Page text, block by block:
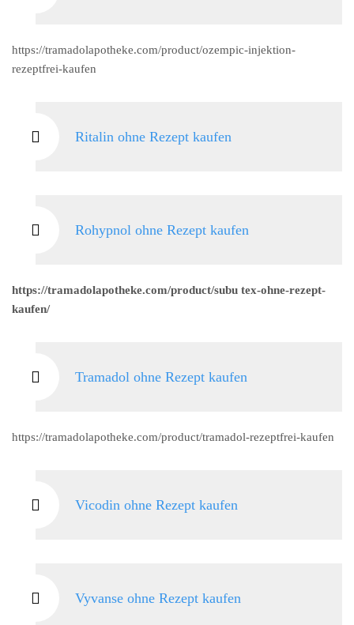
https://tramadolapotheke.com/product/ozempic-injektion-
rezeptfrei-kaufen
Ritalin ohne Rezept kaufen
Rohypnol ohne Rezept kaufen
https://tramadolapotheke.com/product/subu tex-ohne-rezept-
kaufen/
Tramadol ohne Rezept kaufen
https://tramadolapotheke.com/product/tramadol-rezeptfrei-kaufen
Vicodin ohne Rezept kaufen
Vyvanse ohne Rezept kaufen